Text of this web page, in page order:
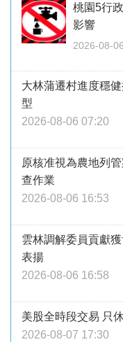
桃園5行
影響
2026-08-
大林蒲遷村進度穩
型
2026-08-06 07:20
原核准視為農地列
查作業
2026-08-06 16:53
雲林調解委員貢獻
表揚
2026-08-06 16:58
美股全時段交易 只
2026-08-07 17:30